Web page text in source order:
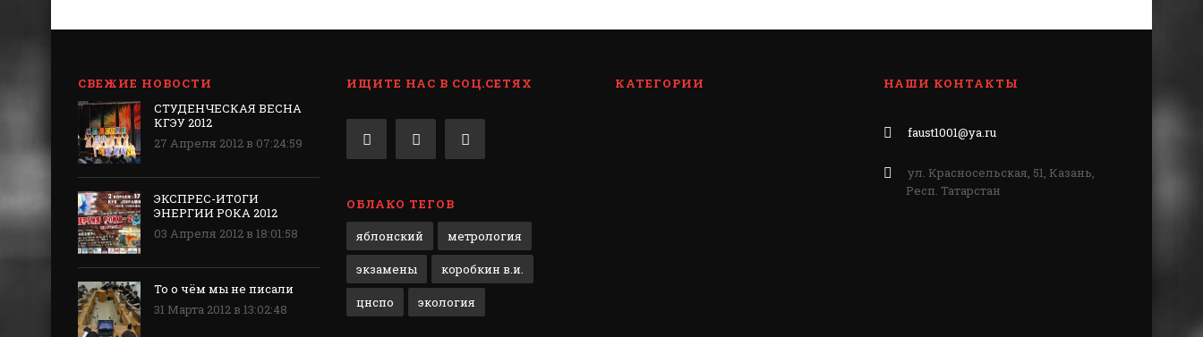
СВЕЖИЕ НОВОСТИ
СТУДЕНЧЕСКАЯ ВЕСНА
КГЭУ 2012
27 Апреля 2012 в 07:24:59
ЭКСПРЕС-ИТОГИ
ЭНЕРГИИ РОКА 2012
03 Апреля 2012 в 18:01:58
То о чём мы не писали
31 Марта 2012 в 13:02:48
ИЩИТЕ НАС В СОЦ.СЕТЯХ
ОБЛАКО ТЕГОВ
яблонский
метрология
экзамены коробкин в.и.
цнспо экология
КАТЕГОРИИ НАШИ КОНТАКТЫ
faust1001@ya.ru
ул. Красносельская, 51, Казань,
Респ. Татарстан